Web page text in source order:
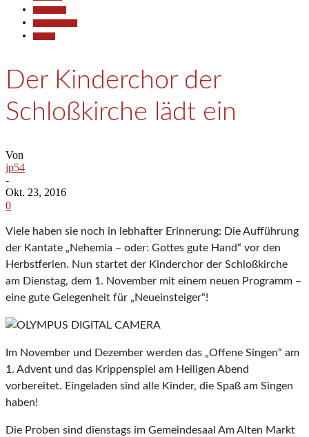
Der Kinderchor der
Schloßkirche lädt ein
Von
jp54
-
Okt. 23, 2016
0
Viele haben sie noch in lebhafter Erinnerung: Die Aufführung
der Kantate „Nehemia – oder: Gottes gute Hand“ vor den
Herbstferien. Nun startet der Kinderchor der Schloßkirche
am Dienstag, dem 1. November mit einem neuen Programm –
eine gute Gelegenheit für „Neueinsteiger“!
Im November und Dezember werden das „Offene Singen“ am
1. Advent und das Krippenspiel am Heiligen Abend
vorbereitet. Eingeladen sind alle Kinder, die Spaß am Singen
haben!
Die Proben sind dienstags im Gemeindesaal Am Alten Markt